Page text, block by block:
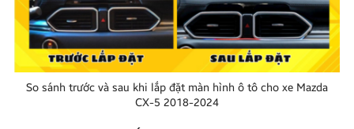
So sánh trước và sau khi lắp đặt màn hình ô tô cho xe Mazda
CX-5 2018-2024